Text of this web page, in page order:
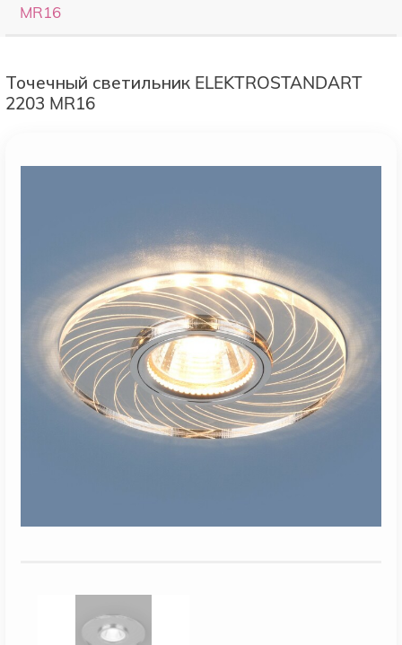
MR16
Точечный светильник ELEKTROSTANDART
2203 MR16